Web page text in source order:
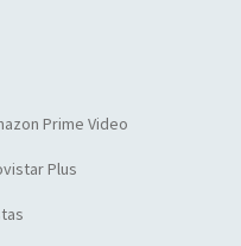
Prime Video
Plus